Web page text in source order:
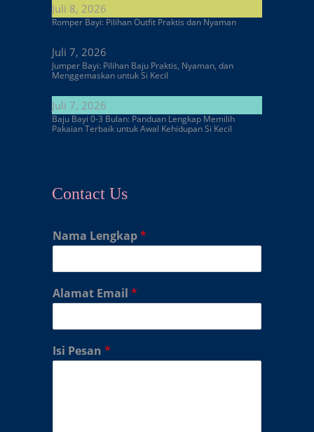
Juli 8, 2026
Romper Bayi: Pilihan Outfit Praktis dan Nyaman
Juli 7, 2026
Jumper Bayi: Pilihan Baju Praktis, Nyaman, dan
Menggemaskan untuk Si Kecil
Juli 7, 2026
Baju Bayi 0-3 Bulan: Panduan Lengkap Memilih
Pakaian Terbaik untuk Awal Kehidupan Si Kecil
Contact Us
Nama Lengkap*
Alamat Email *
Isi Pesan *